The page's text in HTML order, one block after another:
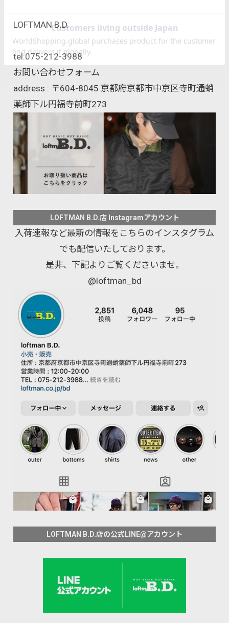
LOFTMAN B.D.
tel:075-212-3988
お問い合わせフォーム
address : 〒604-8045 京都府京都市中京区寺町通蛸
薬師下ル円福寺前町273
LOFTMAN B.D.店 Instagramアカウント
入荷速報など最新の情報をこちらのインスタグラム
でも配信いたしております。
是非、下記よりご覧くださいませ。
@loftman_bd
LOFTMAN B.D.店の公式LINE@アカウント